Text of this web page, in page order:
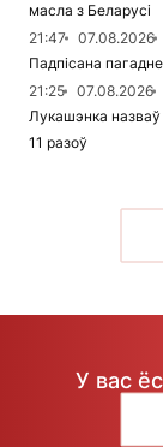
масла з Беларусі
21:47
07.08.2026
Падпісана
21:25
07.08.2026
Лукашэнка назваў
11 разоў
У вас